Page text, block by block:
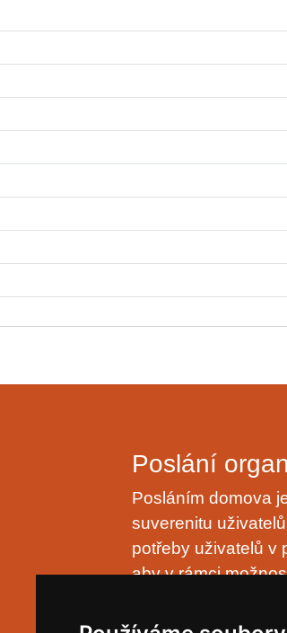
Poslání
Posláním domova
suverenitu
potřeby uživatelů v
aby v rámci
laskavostí vlastní